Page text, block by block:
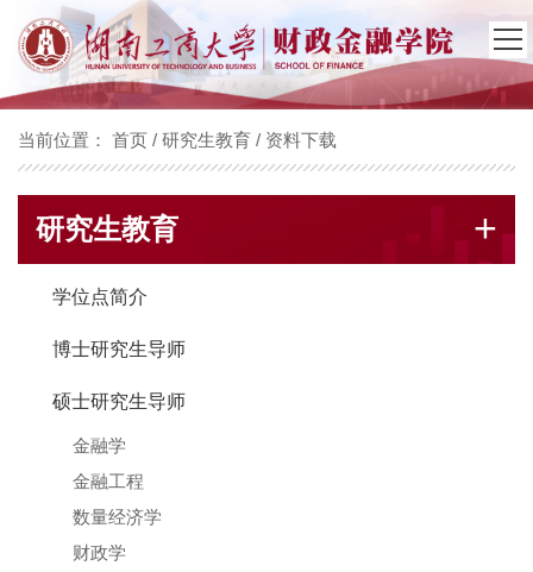
当前位置： 首页 / 研究生教育 / 资料下载
研究生教育 +
学位点简介
博士研究生导师
硕士研究生导师
金融学
金融工程
数量经济学
财政学